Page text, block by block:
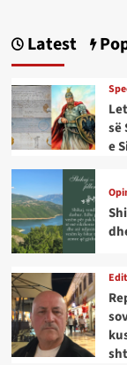
Latest
së
e